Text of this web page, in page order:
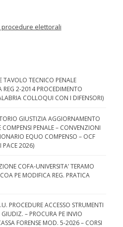
elettorali
TECNICO PENALE
REG 2-2014 PROCEDIMENTO
COLLOQUI CON I DIFENSORI)
GIUSTIZIA AGGIORNAMENTO
PENALE – CONVENZIONI
EQUO COMPENSO – OCF
PACE 2026)
COFA-UNIVERSITA’ TERAMO
PE MODIFICA REG. PRATICA
PROCEDURE ACCESSO STRUMENTI
– PROCURA PE INVIO
FORENSE MOD. 5-2026 – CORSI